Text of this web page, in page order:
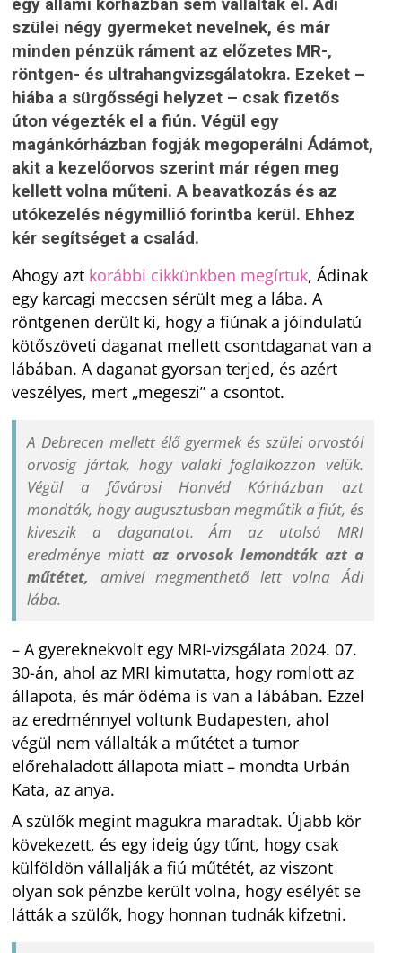
szülei négy gyermeket nevelnek, és már
minden pénzük ráment az előzetes MR-,
röntgen- és ultrahangvizsgálatokra. Ezeket –
hiába a sürgősségi helyzet – csak fizetős
úton végezték el a fiún. Végül egy
magánkórházban fogják megoperálni Ádámot,
akit a kezelőorvos szerint már régen meg
kellett volna műteni. A beavatkozás és az
utókezelés négymillió forintba kerül. Ehhez
kér segítséget a család.
Ahogy azt korábbi cikkünkben megírtuk, Ádinak
egy karcagi meccsen sérült meg a lába. A
röntgenen derült ki, hogy a fiúnak a jóindulatú
kötőszöveti daganat mellett csontdaganat van a
lábában. A daganat gyorsan terjed, és azért
veszélyes, mert „megeszi” a csontot.
A Debrecen mellett élő gyermek és szülei orvostól
orvosig jártak, hogy valaki foglalkozzon velük.
Végül a fővárosi Honvéd Kórházban azt
mondták, hogy augusztusban megműtik a fiút, és
kiveszik a daganatot. Ám az utolsó MRI
eredménye miatt az orvosok lemondták azt a
műtétet,
amivel megmenthető lett volna Ádi
lába.
– A gyereknekvolt egy MRI-vizsgálata 2024. 07.
30-án, ahol az MRI kimutatta, hogy romlott az
állapota, és már ödéma is van a lábában. Ezzel
az eredménnyel voltunk Budapesten, ahol
végül nem vállalták a műtétet a tumor
előrehaladott állapota miatt – mondta Urbán
Kata, az anya.
A szülők megint magukra maradtak. Újabb kör
kövekezett, és egy ideig úgy tűnt, hogy csak
külföldön vállalják a fiú műtétét, az viszont
olyan sok pénzbe került volna, hogy esélyét se
látták a szülők, hogy honnan tudnák kifzetni.